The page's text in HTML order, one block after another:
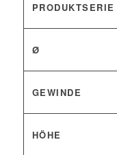
PRODUKTSERIE
Ø
GEWINDE
HÖHE